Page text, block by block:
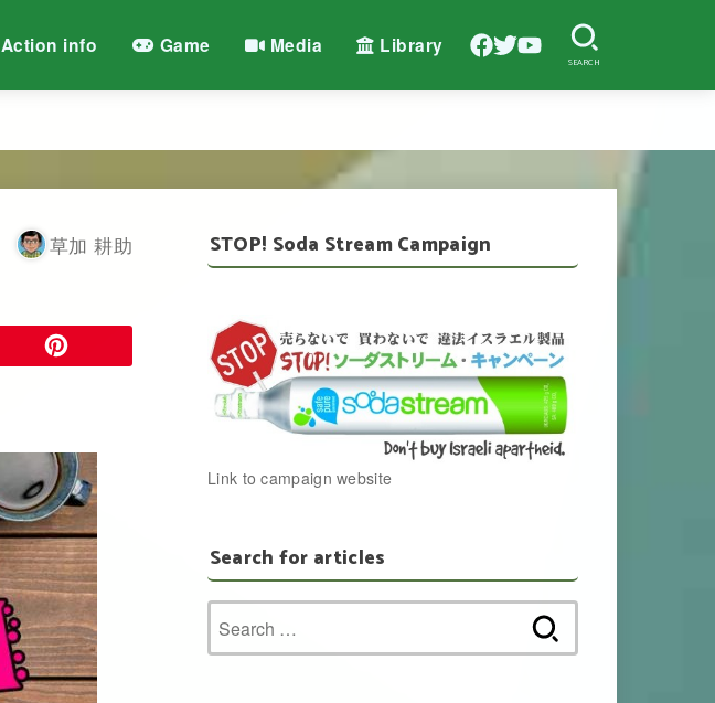
Action info Game Media Library
SEARCH
草加 耕助 STOP! Soda Stream Campaign
Link to campaign website
Search for articles
for: